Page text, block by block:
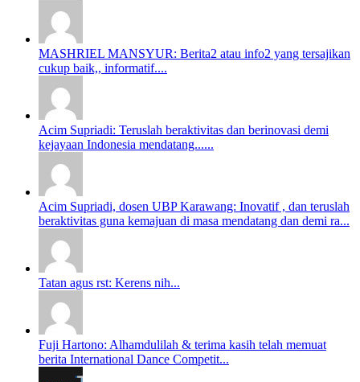
MASHRIEL MANSYUR: Berita2 atau info2 yang tersajikan
cukup baik,, informatif....
Acim Supriadi: Teruslah beraktivitas dan berinovasi demi
kejayaan Indonesia mendatang......
Acim Supriadi, dosen UBP Karawang: Inovatif , dan teruslah
beraktivitas guna kemajuan di masa mendatang dan demi ra...
Tatan agus rst: Kerens nih...
Fuji Hartono: Alhamdulilah & terima kasih telah memuat
berita International Dance Competit...